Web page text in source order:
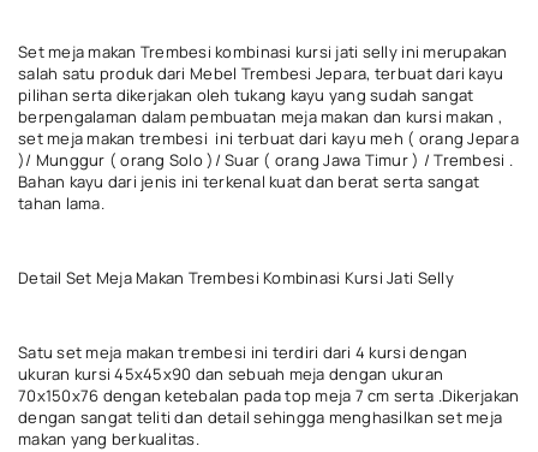
Set meja makan Trembesi kombinasi kursi jati selly ini merupakan
salah satu produk dari Mebel Trembesi Jepara, terbuat dari kayu
pilihan serta dikerjakan oleh tukang kayu yang sudah sangat
berpengalaman dalam pembuatan meja makan dan kursi makan ,
set meja makan trembesi ini terbuat dari kayu meh ( orang Jepara
)/ Munggur ( orang Solo )/ Suar ( orang Jawa Timur ) / Trembesi .
Bahan kayu dari jenis ini terkenal kuat dan berat serta sangat
tahan lama.
Detail Set Meja Makan Trembesi Kombinasi Kursi Jati Selly
Satu set meja makan trembesi ini terdiri dari 4 kursi dengan
ukuran kursi 45x45x90 dan sebuah meja dengan ukuran
70x150x76 dengan ketebalan pada top meja 7 cm serta .Dikerjakan
dengan sangat teliti dan detail sehingga menghasilkan set meja
makan yang berkualitas.